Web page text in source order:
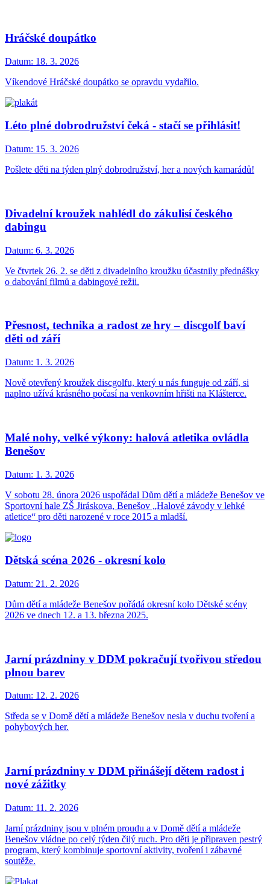
Hráčské doupátko
Datum: 18. 3. 2026
Víkendové Hráčské doupátko se opravdu vydařilo.
Léto plné dobrodružství čeká - stačí se přihlásit!
Datum: 15. 3. 2026
Pošlete děti na týden plný dobrodružství, her a nových kamarádů!
Divadelní kroužek nahlédl do zákulisí českého
dabingu
Datum: 6. 3. 2026
Ve čtvrtek 26. 2. se děti z divadelního kroužku účastnily přednášky
o dabování filmů a dabingové režii.
Přesnost, technika a radost ze hry – discgolf baví
děti od září
Datum: 1. 3. 2026
Nově otevřený kroužek discgolfu, který u nás funguje od září, si
naplno užívá krásného počasí na venkovním hřišti na Klášterce.
Malé nohy, velké výkony: halová atletika ovládla
Benešov
Datum: 1. 3. 2026
V sobotu 28. února 2026 uspořádal Dům dětí a mládeže Benešov ve
Sportovní hale ZŠ Jiráskova, Benešov „Halové závody v lehké
atletice“ pro děti narozené v roce 2015 a mladší.
Dětská scéna 2026 - okresní kolo
Datum: 21. 2. 2026
Dům dětí a mládeže Benešov pořádá okresní kolo Dětské scény
2026 ve dnech 12. a 13. března 2025.
Jarní prázdniny v DDM pokračují tvořivou středou
plnou barev
Datum: 12. 2. 2026
Středa se v Domě dětí a mládeže Benešov nesla v duchu tvoření a
pohybových her.
Jarní prázdniny v DDM přinášejí dětem radost i
nové zážitky
Datum: 11. 2. 2026
Jarní prázdniny jsou v plném proudu a v Domě dětí a mládeže
Benešov vládne po celý týden čilý ruch. Pro děti je připraven pestrý
program, který kombinuje sportovní aktivity, tvoření i zábavné
soutěže.